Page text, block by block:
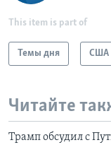
This item is part of
Темы дня США
Читайте
Трамп обсудил с